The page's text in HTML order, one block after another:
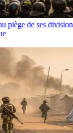
piège de ses